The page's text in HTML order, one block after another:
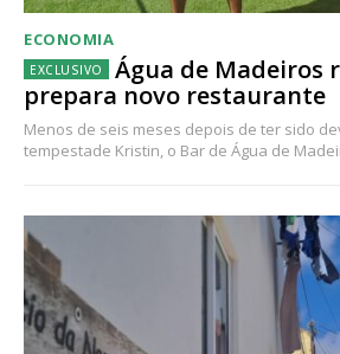
ECONOMIA
Água de Madeiros
prepara novo restaurante
Menos de seis meses depois de ter sido
tempestade Kristin, o Bar de Água de